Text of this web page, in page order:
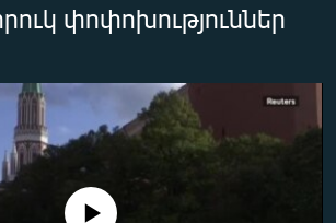
փոփոխություններ
source currently available